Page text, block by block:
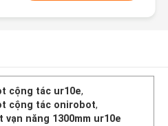
cộng tác ur10e,
cộng tác onirobot,
vạn năng 1300mm ur10e